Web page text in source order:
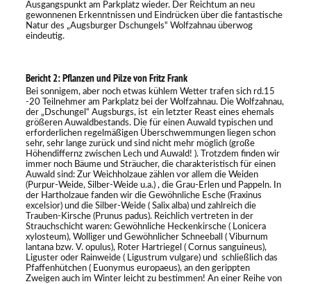
Ausgangspunkt am Parkplatz wieder. Der Reichtum an neu
gewonnenen Erkenntnissen und Eindrücken über die fantastische
Natur des „Augsburger Dschungels“ Wolfzahnau überwog
eindeutig.
Bericht 2: Pflanzen und Pilze von Fritz Frank
Bei sonnigem, aber noch etwas kühlem Wetter trafen sich rd.15
-20 Teilnehmer am Parkplatz bei der Wolfzahnau. Die Wolfzahnau,
der „Dschungel“ Augsburgs, ist ein letzter Reast eines ehemals
größeren Auwaldbestands. Die für einen Auwald typischen und
erforderlichen regelmäßigen Überschwemmungen liegen schon
sehr, sehr lange zurück und sind nicht mehr möglich (große
Höhendiffernz zwischen Lech und Auwald! ). Trotzdem finden wir
immer noch Bäume und Sträucher, die charakteristisch für einen
Auwald sind: Zur Weichholzaue zählen vor allem die Weiden
(Purpur-Weide, Silber-Weide u.a.) , die Grau-Erlen und Pappeln. In
der Hartholzaue fanden wir die Gewöhnliche Esche (Fraxinus
excelsior) und die Silber-Weide ( Salix alba) und zahlreich die
Trauben-Kirsche (Prunus padus). Reichlich vertreten in der
Strauchschicht waren: Gewöhnliche Heckenkirsche ( Lonicera
xylosteum), Wolliger und Gewöhnlicher Schneeball ( Viburnum
lantana bzw. V. opulus), Roter Hartriegel ( Cornus sanguineus),
Liguster oder Rainweide ( Ligustrum vulgare) und schließlich das
Pfaffenhütchen ( Euonymus europaeus), an den gerippten
Zweigen auch im Winter leicht zu bestimmen! An einer Reihe von